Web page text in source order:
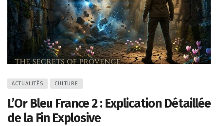
ACTUALITÉS CULTURE
L’Or Bleu France 2 : Explication Détaillée
de la Fin Explosive